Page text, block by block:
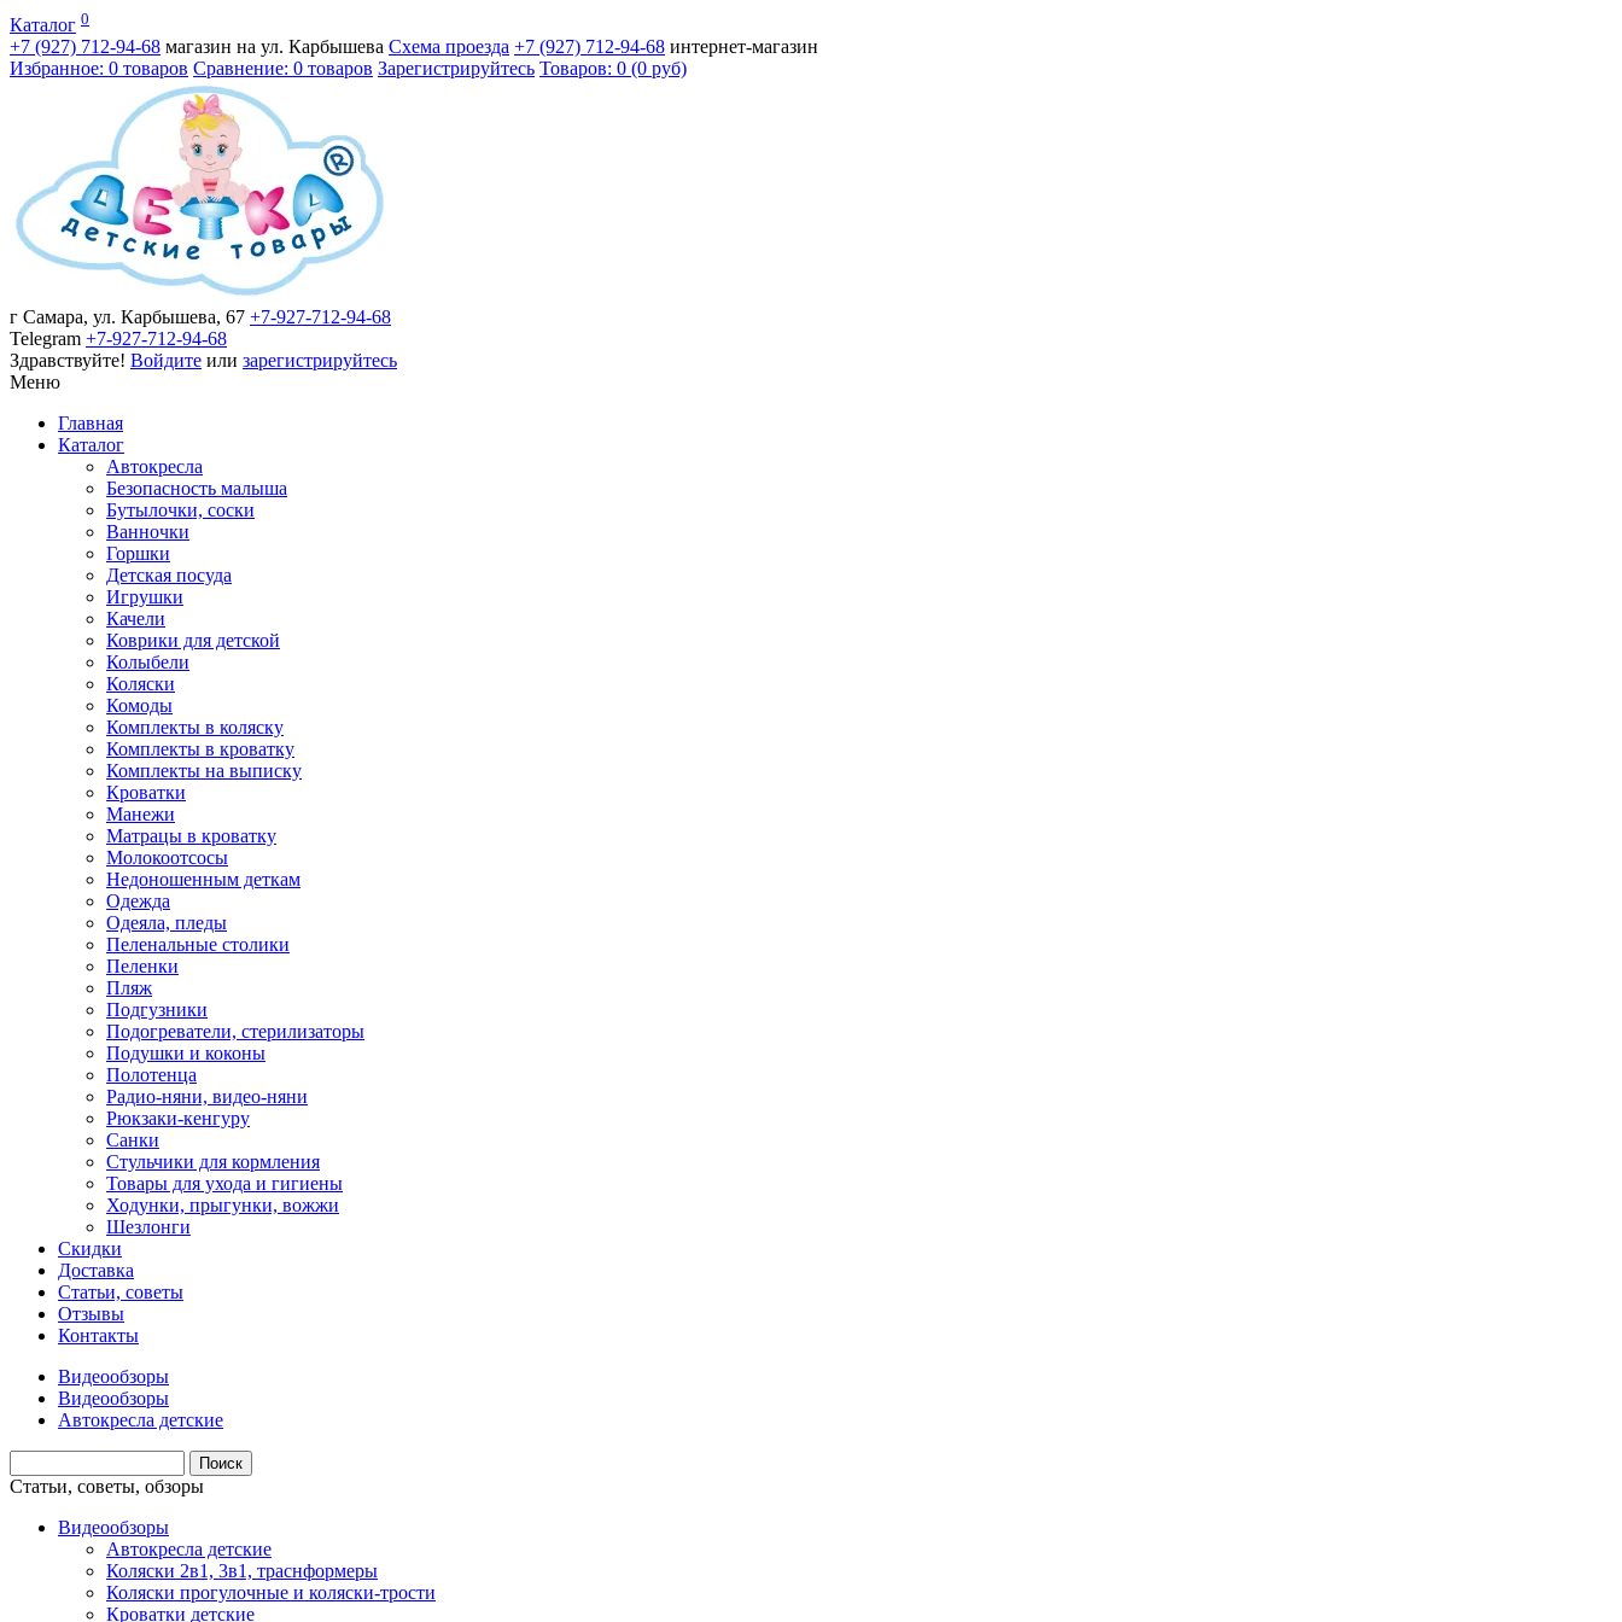
Каталог 0
+7 (927) 712-94-68 магазин на ул. Карбышева Схема проезда +7 (927) 712-94-68 интернет-магазин
Избранное: 0 товаров Сравнение: 0 товаров Зарегистрируйтесь Товаров: 0 (0 руб)
г Самара, ул. Карбышева, 67 +7-927-712-94-68
Telegram +7-927-712-94-68
Здравствуйте! Войдите или зарегистрируйтесь
Меню
Главная
Каталог
Автокресла
Безопасность малыша
Бутылочки, соски
Ванночки
Горшки
Детская посуда
Игрушки
Качели
Коврики для детской
Колыбели
Коляски
Комоды
Комплекты в коляску
Комплекты в кроватку
Комплекты на выписку
Кроватки
Манежи
Матрацы в кроватку
Молокоотсосы
Недоношенным деткам
Одежда
Одеяла, пледы
Пеленальные столики
Пеленки
Пляж
Подгузники
Подогреватели, стерилизаторы
Подушки и коконы
Полотенца
Радио-няни, видео-няни
Рюкзаки-кенгуру
Санки
Стульчики для кормления
Товары для ухода и гигиены
Ходунки, прыгунки, вожжи
Шезлонги
Скидки
Доставка
Статьи, советы
Отзывы
Контакты
Видеообзоры
Видеообзоры
Автокресла детские
Статьи, советы, обзоры
Видеообзоры
Автокресла детские
Коляски 2в1, 3в1, траснформеры
Коляски прогулочные и коляски-трости
Кроватки детские